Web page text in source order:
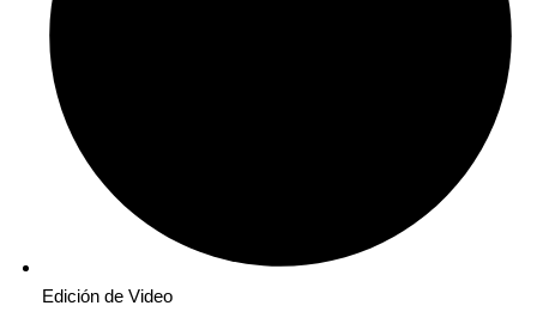
Edición de Video